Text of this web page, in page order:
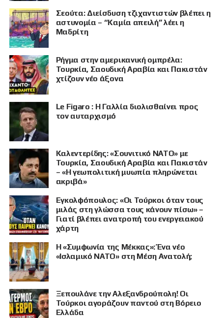
ΠΡΟΒΟΛΗ
Σεούτα: Διείσδυση τζιχαντιστών βλέπει η
αστυνομία – “Καμία απειλή” λέει η
Μαδρίτη
Ρήγμα στην αμερικανική ομπρέλα:
Τουρκία, Σαουδική Αραβία και Πακιστάν
χτίζουν νέο άξονα
Le Figaro : Η Γαλλία διολισθαίνει προς
τον αυταρχισμό
Καλεντερίδης: «Σουνιτικό ΝΑΤΟ» με
Τουρκία, Σαουδική Αραβία και Πακιστάν
– «Η γεωπολιτική μυωπία πληρώνεται
ακριβά»
Εγκολφόπουλος: «Οι Τούρκοι όταν τους
μιλάς στη γλώσσα τους κάνουν πίσω» –
Γιατί βλέπει ανατροπή του ενεργειακού
χάρτη
Η «Συμφωνία της Μέκκας»: Ένα νέο
«Ισλαμικό ΝΑΤΟ» στη Μέση Ανατολή;
Ξεπουλάνε την Αλεξανδρούπολη! Οι
Τούρκοι αγοράζουν παντού στη Βόρειο
Ελλάδα